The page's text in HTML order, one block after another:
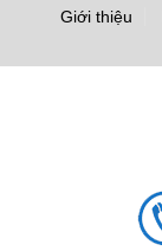
Giới thiệu